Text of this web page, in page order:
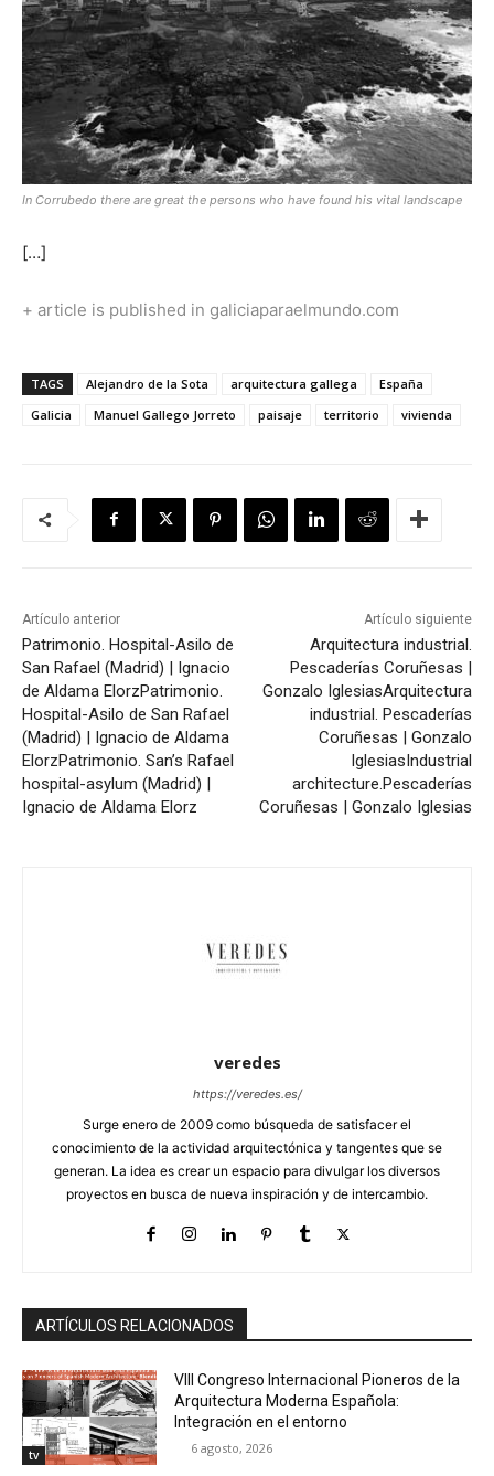
In Corrubedo there are great the persons who have found his vital landscape
[…]
+ article is published in galiciaparaelmundo.com
TAGS Alejandro de la Sota arquitectura gallega
España
Galicia
Manuel Gallego Jorreto paisaje territorio vivienda
Artículo anterior
Patrimonio. Hospital-Asilo de
San Rafael (Madrid) | Ignacio
de Aldama ElorzPatrimonio.
Hospital-Asilo de San Rafael
(Madrid) | Ignacio de Aldama
ElorzPatrimonio. San’s Rafael
hospital-asylum (Madrid) |
Ignacio de Aldama Elorz
Artículo siguiente
Arquitectura industrial.
Pescaderías Coruñesas |
Gonzalo IglesiasArquitectura
industrial. Pescaderías
Coruñesas | Gonzalo
IglesiasIndustrial
architecture.Pescaderías
Coruñesas | Gonzalo Iglesias
veredes
https://veredes.es/
Surge enero de 2009 como búsqueda de satisfacer el
conocimiento de la actividad arquitectónica y tangentes que se
generan. La idea es crear un espacio para divulgar los diversos
proyectos en busca de nueva inspiración y de intercambio.
ARTÍCULOS RELACIONADOS
tv
VIII Congreso Internacional Pioneros de la
Arquitectura Moderna Española:
Integración en el entorno
6 agosto, 2026